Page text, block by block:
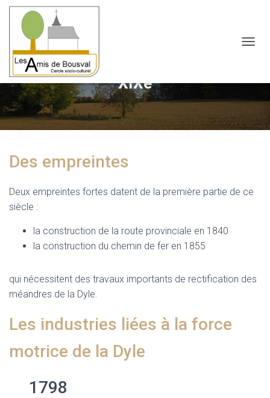
XIXe
Des empreintes
Deux empreintes fortes datent de la première partie de ce
siècle :
la construction de la route provinciale en 1840
la construction du chemin de fer en 1855
qui nécessitent des travaux importants de rectification des
méandres de la Dyle.
Les industries liées à la force
motrice de la Dyle
1798